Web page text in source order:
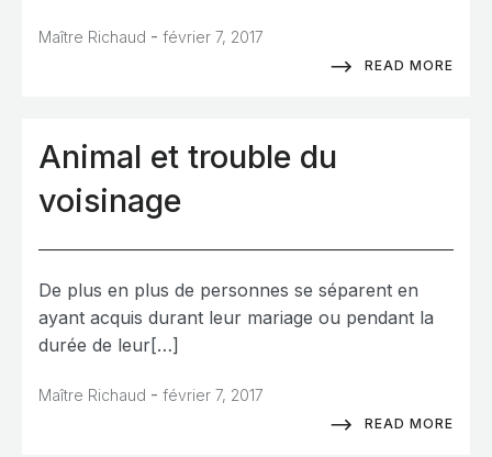
Maître Richaud - février 7, 2017
READ MORE
Animal et trouble du
voisinage
De plus en plus de personnes se séparent en
ayant acquis durant leur mariage ou pendant la
durée de leur[…]
Maître Richaud - février 7, 2017
READ MORE